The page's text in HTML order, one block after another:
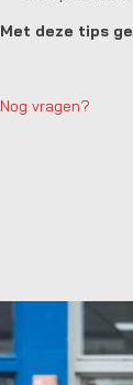
Met deze tips
Nog vragen?